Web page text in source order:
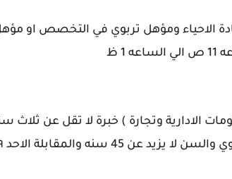
الاحياء ومؤهل تربوي في التخصص او
الادارية وتجارة ) خبرة لا تقل عن ثلاث